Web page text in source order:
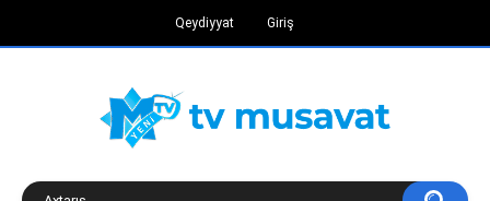
Qeydiyyat Giriş